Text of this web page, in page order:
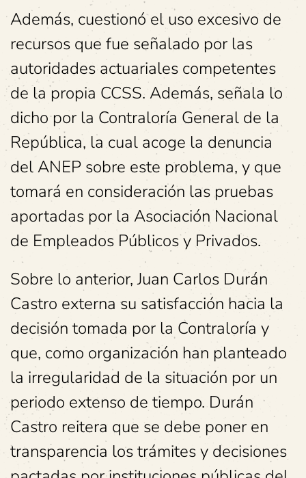
Además, cuestionó el uso excesivo de
recursos que fue señalado por las
autoridades actuariales competentes
de la propia CCSS. Además, señala lo
dicho por la Contraloría General de la
República, la cual acoge la denuncia
del ANEP sobre este problema, y que
tomará en consideración las pruebas
aportadas por la Asociación Nacional
de Empleados Públicos y Privados.
Sobre lo anterior, Juan Carlos Durán
Castro externa su satisfacción hacia la
decisión tomada por la Contraloría y
que, como organización han planteado
la irregularidad de la situación por un
periodo extenso de tiempo. Durán
Castro reitera que se debe poner en
transparencia los trámites y decisiones